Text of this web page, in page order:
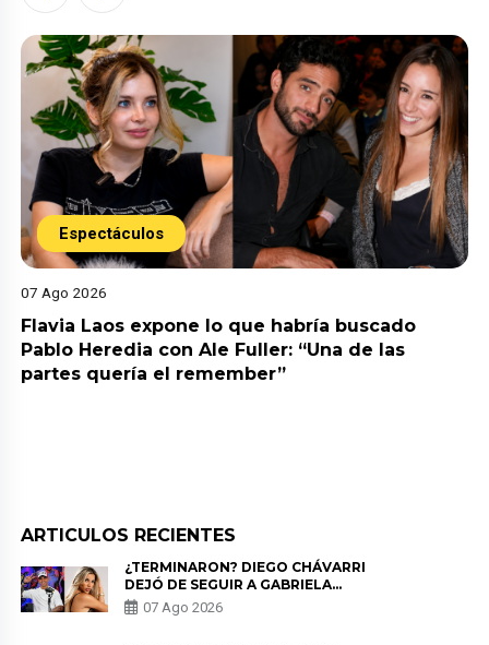
Espectáculos
07 Ago 2026
Flavia Laos expone lo que habría buscado
Pablo Heredia con Ale Fuller: “Una de las
partes quería el remember”
ARTICULOS RECIENTES
¿TERMINARON? DIEGO CHÁVARRI
DEJÓ DE SEGUIR A GABRIELA
HERRERA Y ANUNCIA SU SALIDA
DE PÓDCAST
07 Ago 2026